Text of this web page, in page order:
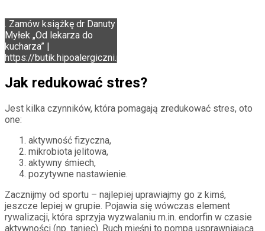
. Zamów książkę dr Danuty
Myłek „Od lekarza do
kucharza” |
https://butik.hipoalergiczni.pl
Jak redukować stres?
Jest kilka czynników, która pomagają zredukować stres, oto
one:
aktywność fizyczna,
mikrobiota jelitowa,
aktywny śmiech,
pozytywne nastawienie.
Zacznijmy od sportu – najlepiej uprawiajmy go z kimś,
jeszcze lepiej w grupie. Pojawia się wówczas element
rywalizacji, która sprzyja wyzwalaniu m.in. endorfin w czasie
aktywności (np. taniec). Ruch mięśni to pompa usprawniająca